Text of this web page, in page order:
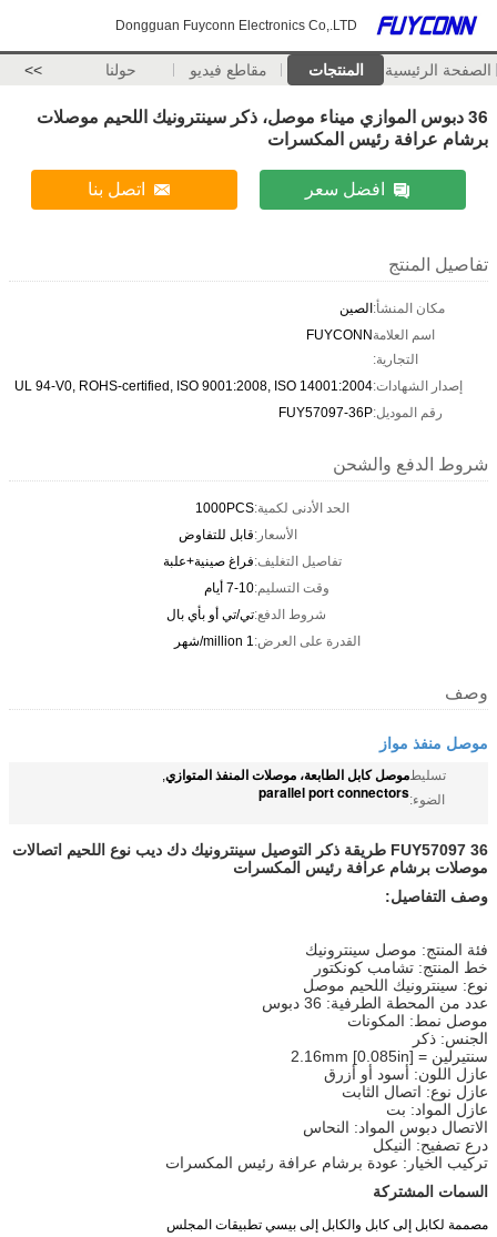
Dongguan Fuyconn Electronics Co,.LTD
الصفحة الرئيسية المنتجات مقاطع فيديو حولنا >>
36 دبوس الموازي ميناء موصل، ذكر سينترونيك اللحيم موصلات
برشام عرافة رئيس المكسرات
افضل سعر اتصل بنا
تفاصيل المنتج
مكان المنشأ:الصين
اسم العلامة
التجارية:
FUYCONN
إصدار الشهادات:UL 94-V0, ROHS-certified, ISO 9001:2008, ISO 14001:2004
رقم الموديل:FUY57097-36P
شروط الدفع والشحن
الحد الأدنى لكمية:1000PCS
الأسعار:قابل للتفاوض
تفاصيل التغليف:فراغ صينية+علبة
وقت التسليم:7-10 أيام
شروط الدفع:تي/تي أو بأي بال
القدرة على العرض:1 million/شهر
وصف
موصل منفذ مواز
تسليط
الضوء:
موصل كابل الطابعة، موصلات المنفذ المتوازي,
parallel port connectors
FUY57097 36 طريقة ذكر التوصيل سينترونيك دك ديب نوع اللحيم اتصالات
موصلات برشام عرافة رئيس المكسرات
وصف التفاصيل:
فئة المنتج: موصل سينترونيك
خط المنتج: تشامب كونكتور
نوع: سينترونيك اللحيم موصل
عدد من المحطة الطرفية: 36 دبوس
موصل نمط: المكونات
الجنس: ذكر
سنتيرلين = 2.16mm [0.085in]
عازل اللون: أسود أو أزرق
عازل نوع: اتصال الثابت
عازل المواد: بت
الاتصال دبوس المواد: النحاس
درع تصفيح: النيكل
تركيب الخيار: عودة برشام عرافة رئيس المكسرات
السمات المشتركة
مصممة لكابل إلى كابل والكابل إلى بيسي تطبيقات المجلس